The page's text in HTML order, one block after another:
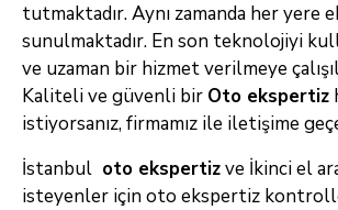
tutmaktadır. Aynı zamanda her yere
sunulmaktadır. En son teknolojiyi
ve uzaman bir hizmet verilmeye
Kaliteli ve güvenli bir Oto ekspertiz
istiyorsanız, firmamız ile iletişime
İstanbul oto ekspertizve İkinci el
isteyenler için oto ekspertiz